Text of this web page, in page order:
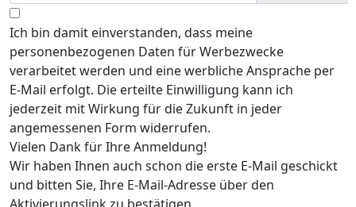
Ich bin damit einverstanden, dass meine
personenbezogenen Daten für Werbezwecke
verarbeitet werden und eine werbliche Ansprache per
E-Mail erfolgt. Die erteilte Einwilligung kann ich
jederzeit mit Wirkung für die Zukunft in jeder
angemessenen Form widerrufen.
Vielen Dank für Ihre Anmeldung!
Wir haben Ihnen auch schon die erste E-Mail geschickt
und bitten Sie, Ihre E-Mail-Adresse über den